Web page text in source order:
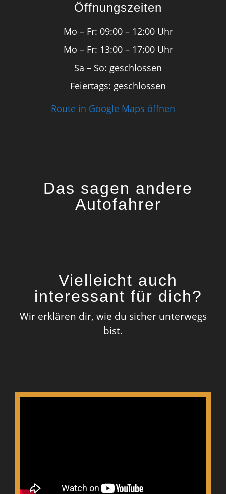
Öffnungszeiten
Mo – Fr: 09:00 – 12:00 Uhr
Mo – Fr: 13:00 – 17:00 Uhr
Sa – So: geschlossen
Feiertags: geschlossen
Route in Google Maps öffnen
Das sagen andere
Autofahrer
Vielleicht auch
interessant für dich?
Wir erklären dir, wie du sicher unterwegs
bist.